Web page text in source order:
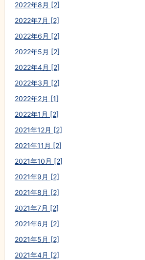
2022年8月 [2]
2022年7月 [2]
2022年6月 [2]
2022年5月 [2]
2022年4月 [2]
2022年3月 [2]
2022年2月 [1]
2022年1月 [2]
2021年12月 [2]
2021年11月 [2]
2021年10月 [2]
2021年9月 [2]
2021年8月 [2]
2021年7月 [2]
2021年6月 [2]
2021年5月 [2]
2021年4月 [2]